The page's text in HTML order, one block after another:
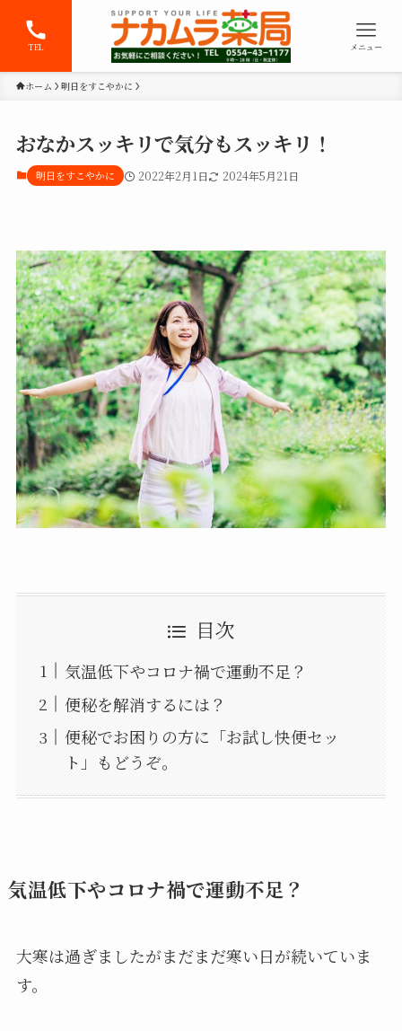
TEL メニュー
ホーム 明日をすこやかに
おなかスッキリで気分もスッキリ！
明日をすこやかに 2022年2月1日 2024年5月21日
目次
気温低下やコロナ禍で運動不足？
便秘を解消するには？
便秘でお困りの方に「お試し快便セッ
ト」もどうぞ。
気温低下やコロナ禍で運動不足？
大寒は過ぎましたがまだまだ寒い日が続いていま
す。